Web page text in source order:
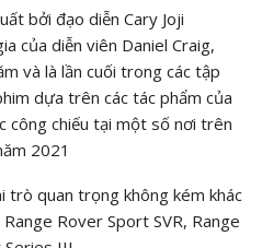
bởi đạo diễn Cary Joji
của diễn viên Daniel Craig,
và là lần cuối trong các tập
dựa trên các tác phẩm của
công chiếu tại một số nơi trên
2021
trò quan trọng không kém khác
Rover Sport SVR, Range